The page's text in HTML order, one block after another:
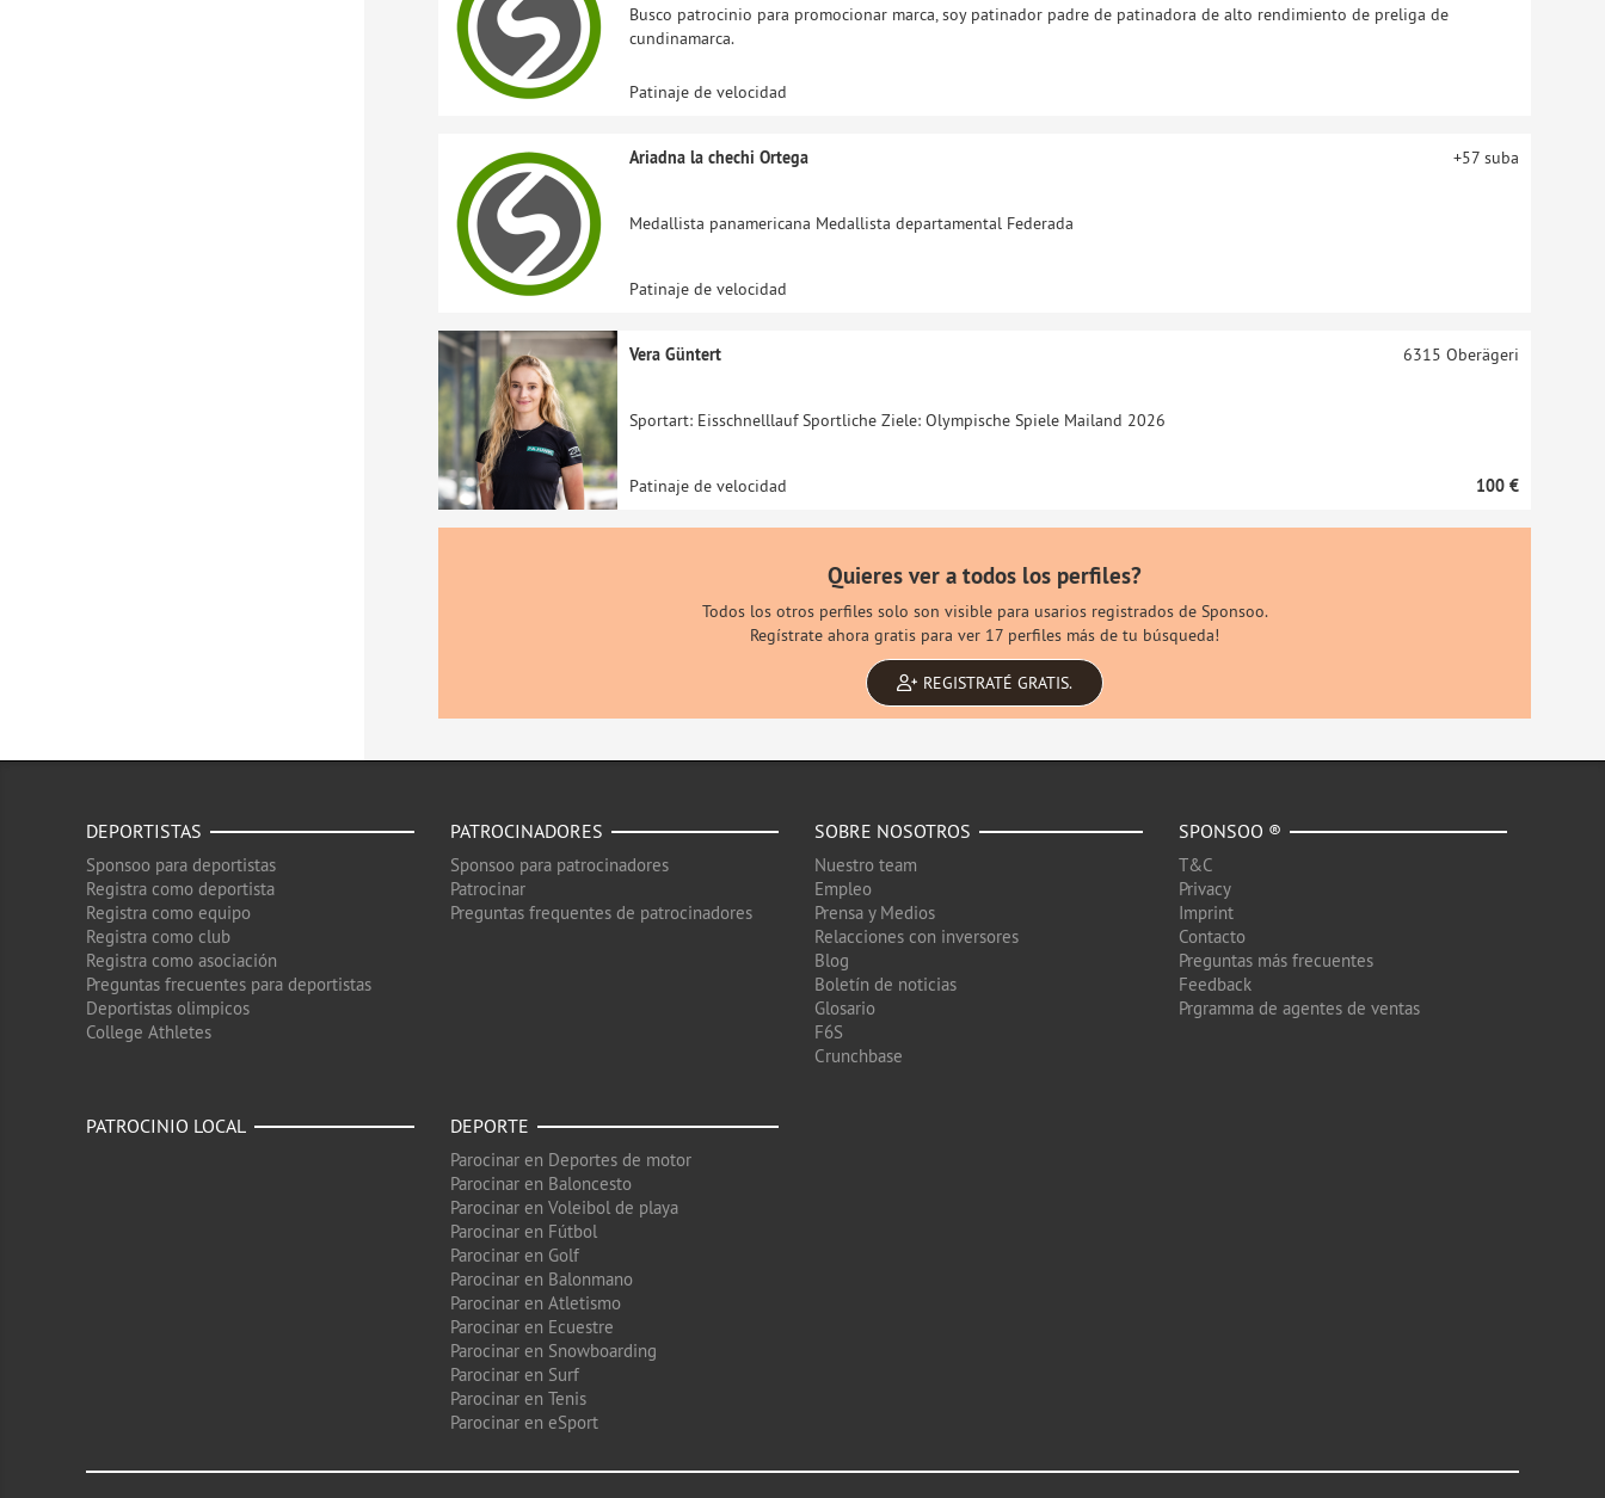
Busco patrocinio para promocionar marca, soy patinador padre de patinadora de alto rendimiento de preliga de
cundinamarca.
Patinaje de velocidad
Ariadna la chechi Ortega
Medallista panamericana Medallista departamental Federada
+57suba
Patinaje de velocidad
Vera Güntert
Sportart: Eisschnelllauf Sportliche Ziele: Olympische Spiele Mailand 2026
6315 Oberägeri
Patinaje de velocidad 100 €
Quieres ver a todos los perfiles?
Todos los otros perfiles solo son visible para usarios registrados de Sponsoo.
Regístrate ahora gratis para ver 17 perfiles más de tu búsqueda!
REGISTRATÉ GRATIS.
DEPORTISTAS
Sponsoo para deportistas
Registra como deportista
Registra como equipo
Registra como club
Registra como asociación
Preguntas frecuentes para deportistas
Deportistas olimpicos
College Athletes
PATROCINADORES
Sponsoo para patrocinadores
Patrocinar
Preguntas frequentes de patrocinadores
SOBRE NOSOTROS
Nuestro team
Empleo
Prensa y Medios
Relacciones con inversores
Blog
Boletín de noticias
Glosario
F6S
Crunchbase
SPONSOO ®
T&C
Privacy
Imprint
Contacto
Preguntas más frecuentes
Feedback
Prgramma de agentes de ventas
PATROCINIO LOCAL DEPORTE
Parocinar en Deportes de motor
Parocinar en Baloncesto
Parocinar en Voleibol de playa
Parocinar en Fútbol
Parocinar en Golf
Parocinar en Balonmano
Parocinar en Atletismo
Parocinar en Ecuestre
Parocinar en Snowboarding
Parocinar en Surf
Parocinar en Tenis
Parocinar en eSport